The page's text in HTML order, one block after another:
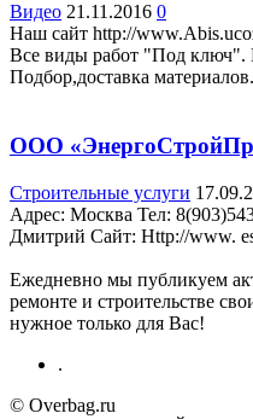
Видео 21.11.2016 0
Наш сайт http://
Все виды работ "Под ключ".
Подбор,доставка
ООО
Строительные услуги
Адрес: Москва Teл:
Дмитрий Сайт: Http://www.
Ежедневно мы публикуем
ремонте и строительстве
нужное только для Вас!
.
© Overbag.ru